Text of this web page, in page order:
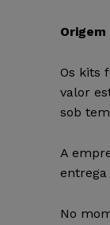
Os kits
valor
sob
A
No